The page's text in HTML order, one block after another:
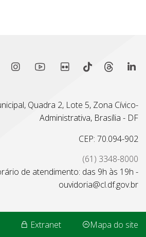
Quadra 2, Lote 5, Zona Cívico-
Administrativa, Brasília - DF
CEP: 70.094-902
(61) 3348-8000
de atendimento: das 9h às 19h -
ouvidoria@cl.df.gov.br
Extranet Mapa do site